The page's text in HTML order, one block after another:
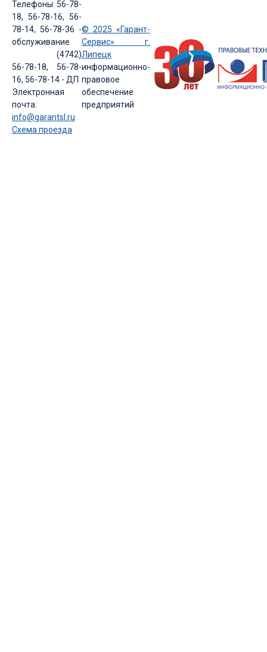
Телефоны: 56-78-
18, 56-78-16, 56-
78-14, 56-78-36 -
обслуживание
(4742)
56-78-18, 56-78-
16, 56-78-14 - ДП
Электронная
почта:
info@garantsl.ru
Схема проезда
© 2025 «Гарант-
Сервис» г.
Липецк
информационно-
правовое
обеспечение
предприятий